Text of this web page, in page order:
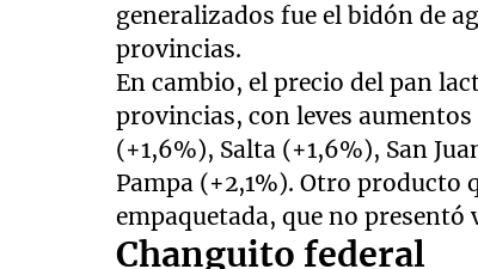
generalizados fue el bidón de
provincias.
En cambio, el precio del pan
provincias, con leves
(+1,6%), Salta (+1,6%), San
Pampa (+2,1%). Otro producto
empaquetada, que no
Changuito federal